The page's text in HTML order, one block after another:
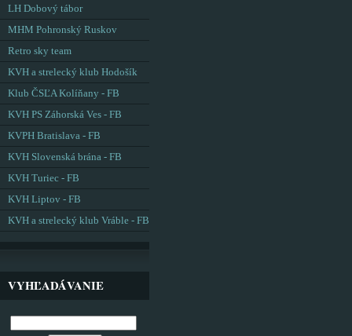
LH Dobový tábor
MHM Pohronský Ruskov
Retro sky team
KVH a strelecký klub Hodošík
Klub ČSĽA Kolíňany - FB
KVH PS Záhorská Ves - FB
KVPH Bratislava - FB
KVH Slovenská brána - FB
KVH Turiec - FB
KVH Liptov - FB
KVH a strelecký klub Vráble - FB
VYHĽADÁVANIE